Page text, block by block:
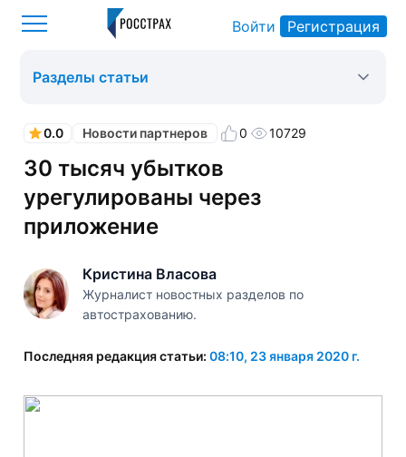
Войти Регистрация
0.0 Новости партнеров 0 10729
30 тысяч убытков
урегулированы через
приложение
Кристина Власова
Журналист новостных разделов по
автострахованию.
Последняя редакция статьи: 08:10, 23 января 2020 г.
Разделы статьи